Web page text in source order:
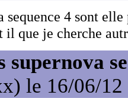
sequence 4 sont
que je cherche
supernova
le 16/06/12